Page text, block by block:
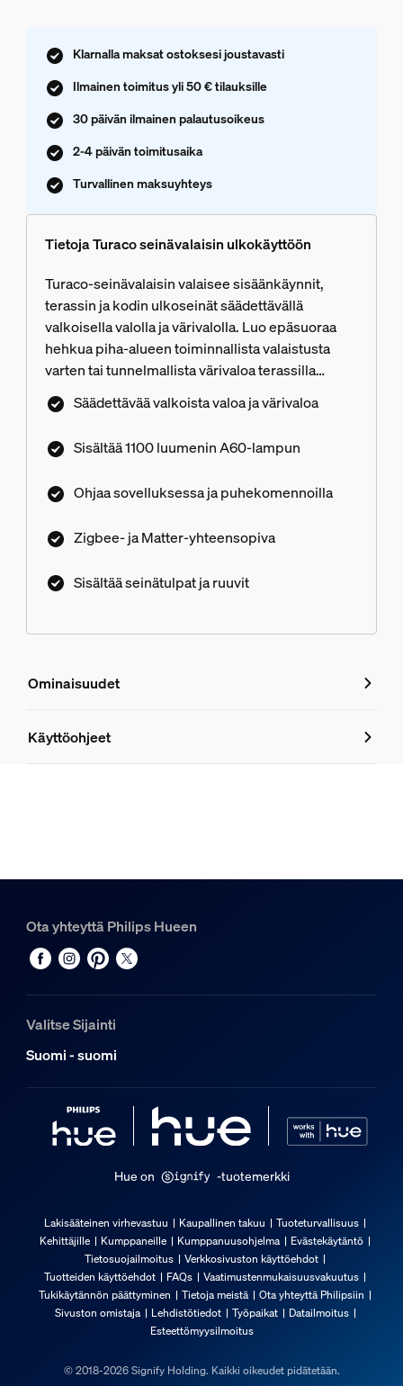
Klarnalla maksat ostoksesi joustavasti
Ilmainen toimitus yli 50 € tilauksille
30 päivän ilmainen palautusoikeus
2-4 päivän toimitusaika
Turvallinen maksuyhteys
Tietoja Turaco seinävalaisin ulkokäyttöön
Turaco-seinävalaisin valaisee sisäänkäynnit,
terassin ja kodin ulkoseinät säädettävällä
valkoisella valolla ja värivalolla. Luo epäsuoraa
hehkua piha-alueen toiminnallista valaistusta
varten tai tunnelmallista värivaloa terassilla
nautittua illallista varten. Turacoa on helppo
ohjata Hue-sovelluksessa ja kodin
kautta. Zigbee-verkkoyhteys Bridgen kautta
älyvalaistusjärjestelmääsi. Matter-
valmistajien laitteiden kanssa käy helposti.
varten.
Säädettävää valkoista valoa ja värivaloa
Sisältää 1100 luumenin A60-lampun
Ohjaa sovelluksessa ja puhekomennoilla
Zigbee- ja Matter-yhteensopiva
Sisältää seinätulpat ja ruuvit
Ominaisuudet
Ominaisuudet
Väri
Materiaali
Alumiini
Kestävyys
Nimelliskäyttöikä
25 000
Lisäominaisuus/lisävaruste mukana
Himmennettävä Hue-sovelluksella ja kytkimellä
Valon ominaisuudet
Värintoistoindeksi (CRI)
Yleistä
Käyttöohjeet
Ota yhteyttä Philips Hueen
Valitse Sijainti
Suomi - suomi
Hue on -tuotemerkki
Lakisääteinen virhevastuu Kaupallinen takuu
Tuoteturvallisuus
Kehittäjille
Kumppaneille Kumppanuusohjelma
Evästekäytäntö
Tietosuojailmoitus
Verkkosivuston käyttöehdot
Tuotteiden käyttöehdot
FAQs
Vaatimustenmukaisuusvakuutus
Tukikäytännön päättyminen
Tietoja meistä
Ota yhteyttä Philipsiin
Sivuston omistaja
Lehdistötiedot Työpaikat
Datailmoitus
Esteettömyysilmoitus
© 2018-2026 Signify Holding. Kaikki oikeudet pidätetään.